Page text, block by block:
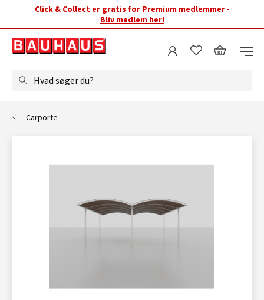
Click & Collect er gratis for Premium medlemmer -
Bliv medlem her!
Hvad søger du?
Carporte